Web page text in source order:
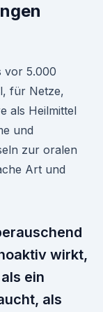
vor 5.000
für Netze,
als Heilmittel
und
zur oralen
Art und
wirkt,
ein
als